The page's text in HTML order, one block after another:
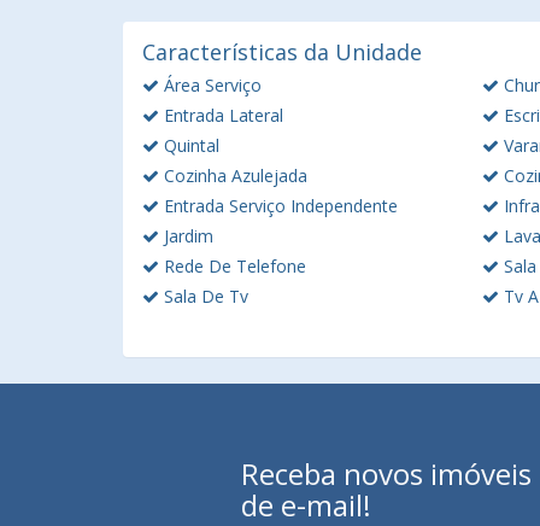
Características da Unidade
Área Serviço
Entrada Lateral
Quintal
Cozinha Azulejada
Entrada Serviço Independente
Jardim
Rede De Telefone
Sala
Sala De Tv
Tv
Receba novos
de e-mail!